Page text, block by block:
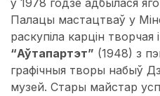
ў 1978 годзе адбылася
Палацы мастацтваў у
раскупіла карцін творчая
“Аўтапартэт” (1948) з
графічныя творы набыў
музей. Стары майстар